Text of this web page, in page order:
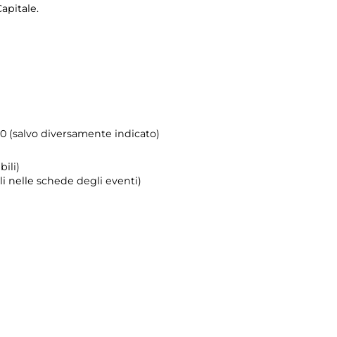
(salvo diversamente indicato)
nelle schede degli eventi)